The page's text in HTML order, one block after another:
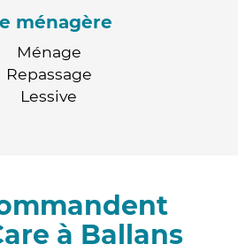
ménagère
Ménage
Repassage
Lessive
à Ballans